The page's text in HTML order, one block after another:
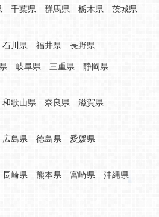
千葉県 群馬県 栃木県 茨城県
石川県 福井県 長野県
岐阜県 三重県 静岡県
和歌山県 奈良県 滋賀県
広島県 徳島県 愛媛県
長崎県 熊本県 宮崎県 沖縄県